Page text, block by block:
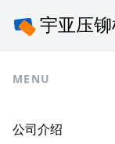
MENU
公司介绍